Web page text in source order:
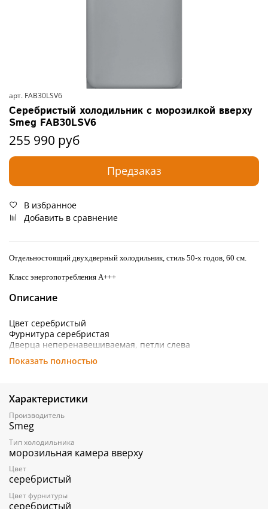
арт. FAB30LSV6
Серебристый холодильник c морозилкой вверху
Smeg FAB30LSV6
255 990 руб
Предзаказ
В избранное
Добавить в сравнение
Отдельностоящий двухдверный холодильник, стиль 50-х годов, 60 см.
Класс энергопотребления А+++
Описание
Цвет серебристый
Фурнитура серебристая
Дверца неперенавешиваемая, петли слева
Электронное управление
Полезный объем 222 л
Регулируемый термостат
Вентилятор
2 регулируемые полки из закаленного стекла
1 фиксированная полка из закаленного стекла
Зона сохранения свежести
Внутреннее освещение LED
На дверце:
1 полка для бутылок
Показать полностью
Характеристики
Производитель
Smeg
Тип холодильника
морозильная камера вверху
Цвет
серебристый
Цвет фурнитуры
серебристый